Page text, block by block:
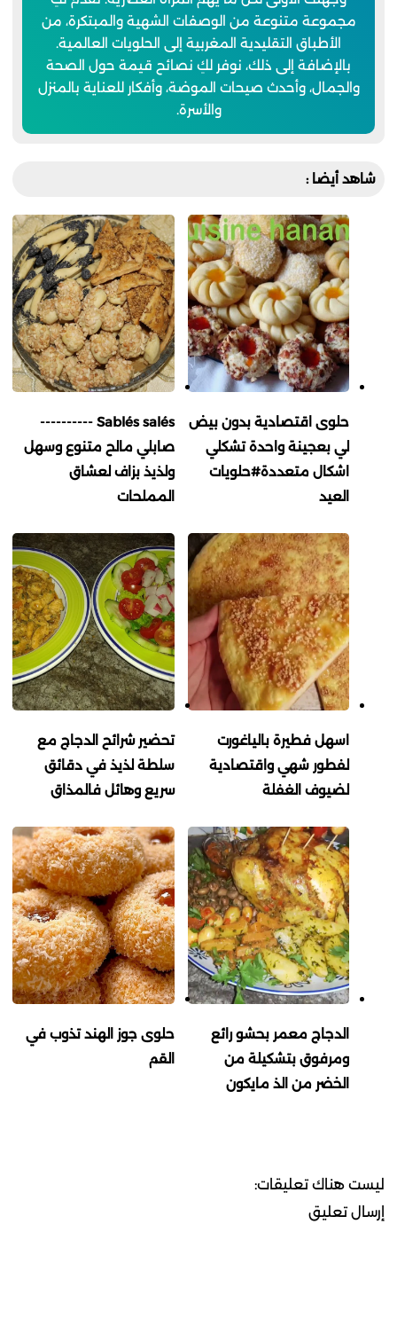
مجموعة متنوعة من الوصفات الشهية والمبتكرة، من
الأطباق التقليدية المغربية إلى الحلويات العالمية.
بالإضافة إلى ذلك، نوفر لكِ نصائح قيمة حول الصحة
والجمال، وأحدث صيحات الموضة، وأفكار للعناية بالمنزل
والأسرة.
شاهد أيضا :
حلوى اقتصادية بدون بيض
لي بعجينة واحدة تشكلي
اشكال متعددة#حلويات
العيد
Sablés salés ----------
صابلي مالح متنوع وسهل
ولذيذ بزاف لعشاق
المملحات
اسهل فطيرة بالياغورت
لفطور شهي واقتصادية
لضيوف الغفلة
تحضير شرائح الدجاج مع
سلطة لذيذ في دقائق
سريع وهائل فالمذاق
الدجاج معمر بحشو رائع
ومرفوق بتشكيلة من
الخضر من الذ مايكون
حلوى جوز الهند تذوب في
القم
ليست هناك تعليقات:
إرسال تعليق